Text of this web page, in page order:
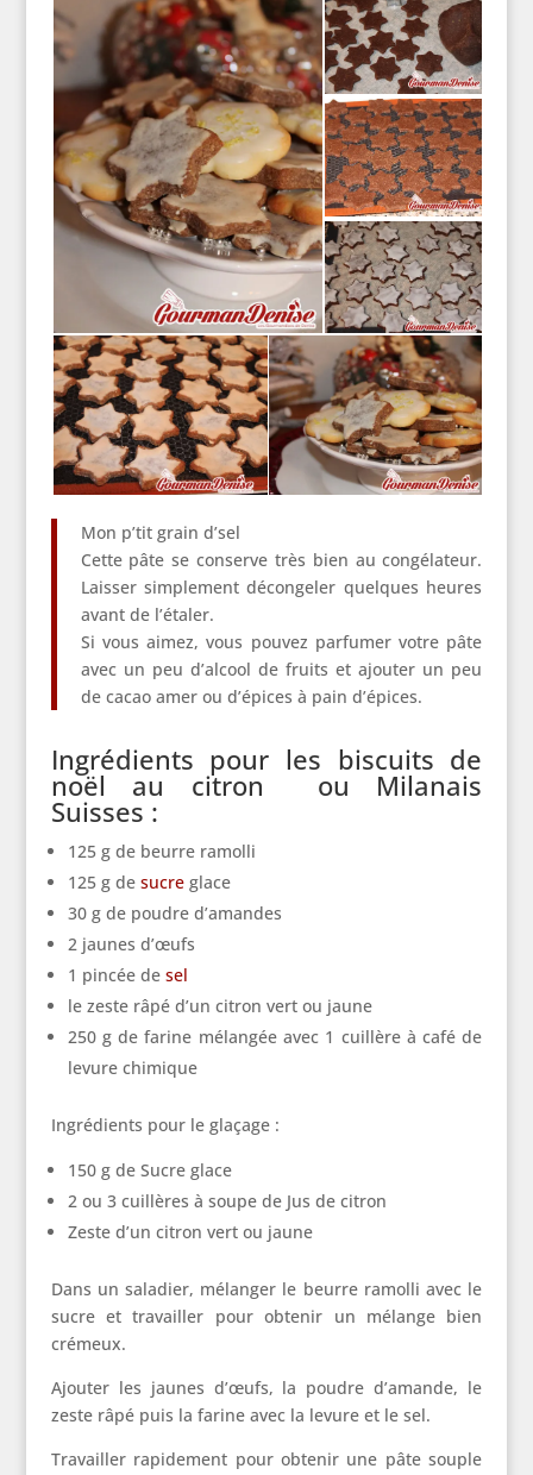
Mon p’tit grain d’sel
Cette pâte se conserve très bien au congélateur.
Laisser simplement décongeler quelques heures
avant de l’étaler.
Si vous aimez, vous pouvez parfumer votre pâte
avec un peu d’alcool de fruits et ajouter un peu
de cacao amer ou d’épices à pain d’épices.
Ingrédients pour les biscuits de
noël au citron ou Milanais
Suisses :
125 g de beurre ramolli
125 g de sucreglace
30 g de poudre d’amandes
2 jaunes d’œufs
1 pincée de sel
le zeste râpé d’un citron vert ou jaune
250 g de farine mélangée avec 1 cuillère à café de
levure chimique
Ingrédients pour le glaçage :
150 g de Sucre glace
2 ou 3 cuillères à soupe de Jus de citron
Zeste d’un citron vert ou jaune
Dans un saladier, mélanger le beurre ramolli avec le
sucre et travailler pour obtenir un mélange bien
crémeux.
Ajouter les jaunes d’œufs, la poudre d’amande, le
zeste râpé puis la farine avec la levure et le sel.
Travailler rapidement pour obtenir une pâte souple